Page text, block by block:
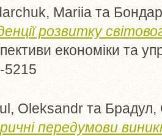
Mariіa та
розвитку
економіки та
5215
Oleksandr та Брадул,
передумови